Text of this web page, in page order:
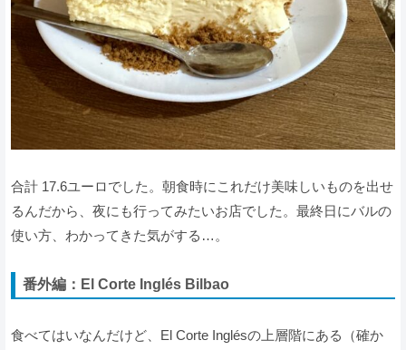
合計 17.6ユーロでした。朝食時にこれだけ美味しいものを出せ
るんだから、夜にも行ってみたいお店でした。最終日にバルの
使い方、わかってきた気がする…。
番外編：El Corte Inglés Bilbao
食べてはいなんだけど、El Corte Inglésの上層階にある（確か